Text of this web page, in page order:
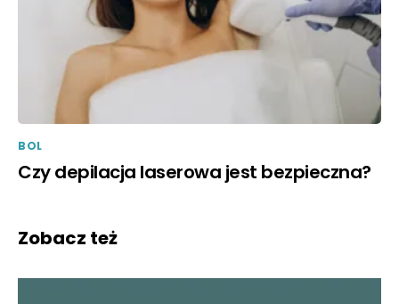
BOL
Czy depilacja laserowa jest bezpieczna?
Zobacz też